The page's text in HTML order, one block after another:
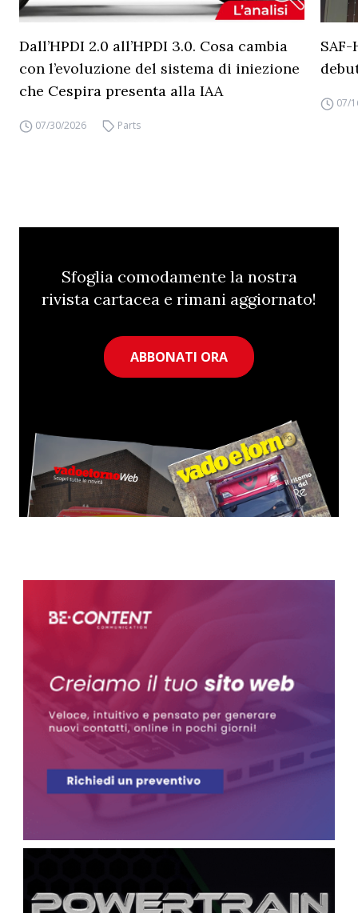
Dall’HPDI 2.0 all’HPDI 3.0. Cosa cambia
con l’evoluzione del sistema di iniezione
che Cespira presenta alla IAA
07/30/2026 Parts
07/
Sfoglia comodamente la nostra
rivista cartacea e rimani aggiornato!
ABBONATI ORA